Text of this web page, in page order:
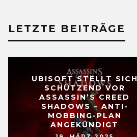
LETZTE BEITRÄGE
UBISOFT STELLT SICH
SCHÜTZEND VOR
ASSASSIN’S CREED
SHADOWS – ANTI-
MOBBING-PLAN
ANGEKÜNDIGT